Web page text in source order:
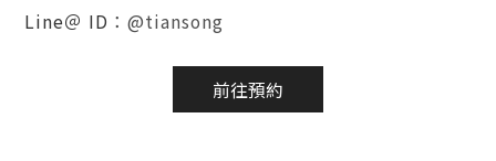
Line＠ ID ：@tiansong
前往預約